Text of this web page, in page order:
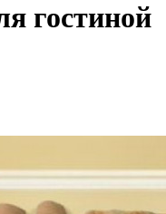
гостиной